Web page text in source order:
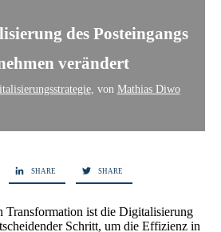
des Posteingangs
verändert
, von Mathias Diwo
SHARE SHARE
Transformation ist die Digitalisierung
Schritt, um die Effizienz in